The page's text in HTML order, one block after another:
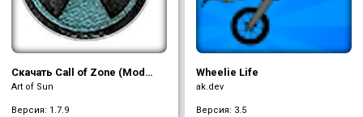
Скачать Call of Zone (Mod
много денег)
Art of Sun
Версия: 1.7.9
Wheelie Life
ak.dev
Версия: 3.5